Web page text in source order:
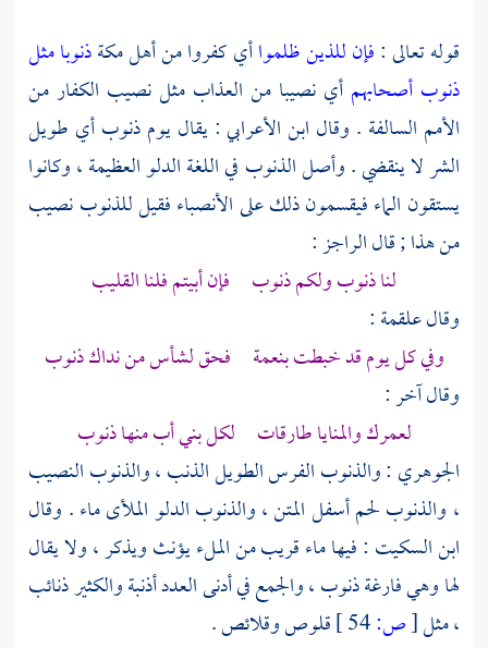
قوله تعالى :فإن للذين ظلمواأي كفروا منأهلمكةذنوبا مثل
ذنوب أصحابهمأي نصيبا من العذاب مثل نصيب الكفار من
الأمم السالفة . وقال ابن الأعرابي: يقال يوم ذنوب أي طويل
الشر لا ينقضي . وأصل الذنوب في اللغة الدلو العظيمة ، وكانوا
يستقون الماء فيقسمون ذلك على الأنصباء فقيل للذنوب نصيب
من هذا ; قال الراجز :
لنا ذنوب ولكم ذنوب فإن أبيتم فلنا القليب
وقالعلقمة:
وفي كل يوم قد خبطت بنعمة فحق لشأس من نداك ذنوب
وقال آخر :
لعمرك والمنايا طارقات لكل بني أب منها ذنوب
الجوهري : والذنوب الفرس الطويل الذنب ، والذنوب النصيب
، والذنوب لحم أسفل المتن ، والذنوب الدلو الملأى ماء . وقال
ابن السكيت : فيها ماء قريب من الملء يؤنث ويذكر ، ولا يقال
لها وهي فارغة ذنوب ، والجمع في أدنى العدد أذنبة والكثير ذنائب
، مثل[ص:
قلوص وقلائص .